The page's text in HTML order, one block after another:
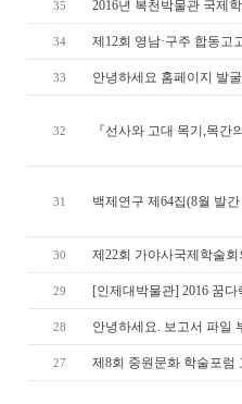
35 2016년 복천박물관 국제
34 제12회 영남·구주 합동고
33 안녕하세요 홈페이지 발
32 『선사와 고대 목기,목
31 백제연구 제64집(8월 발
30 제22회 가야사국제학술회
29 [인제대박물관] 2016 꿈
28 안녕하세요. 보고서 파일
27 제8회 중원문화 학술포럼